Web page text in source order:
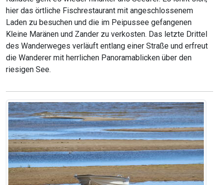
hier das örtliche Fischrestaurant mit angeschlossenem
Laden zu besuchen und die im Peipussee gefangenen
Kleine Maränen und Zander zu verkosten. Das letzte Drittel
des Wanderweges verläuft entlang einer Straße und erfreut
die Wanderer mit herrlichen Panoramablicken über den
riesigen See.